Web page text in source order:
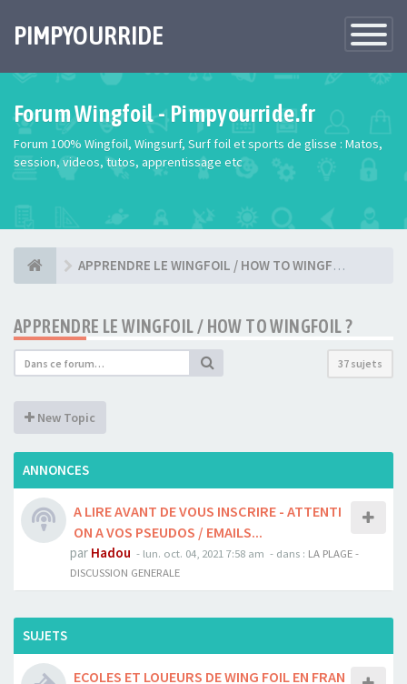
Toggle
PIMPYOURRIDE
Forum Wingfoil - Pimpyourride.fr
Forum 100% Wingfoil, Wingsurf, Surf foil et sports de glisse : Matos,
session, videos, tutos, apprentissage etc
APPRENDRE LE WINGFOIL / HOW TO WINGFOIL ?
APPRENDRE LE WINGFOIL / HOW TO WINGFOIL ?
37 sujets
New Topic
ANNONCES
A LIRE AVANT DE VOUS INSCRIRE - ATTENTI
ON A VOS PSEUDOS / EMAILS...
par Hadou - lun. oct. 04, 2021 7:58 am - dans : LA PLAGE -
DISCUSSION GENERALE
SUJETS
ECOLES ET LOUEURS DE WING FOIL EN FRAN